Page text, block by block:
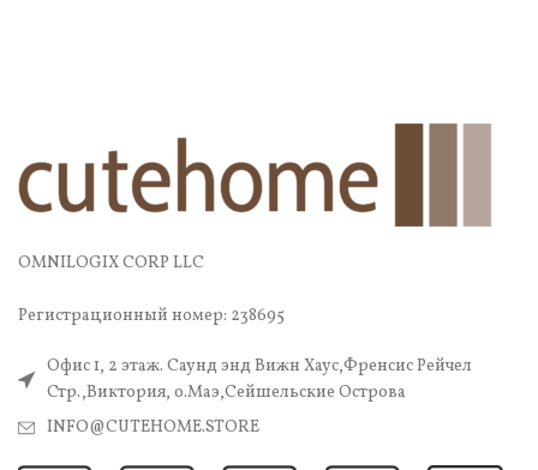
OMNILOGIX CORP LLC
Регистрационный номер: 238695
Офис 1, 2 этаж. Саунд энд Вижн Хаус,Френсис Рейчел
Стр.,Виктория, о.Маэ,Сейшельские Острова
INFO@CUTEHOME.STORE